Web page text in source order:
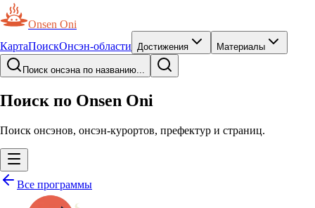
Onsen Oni
КартаПоискОнсэн-области Достижения Материалы
Поиск онсэна по названию...
Поиск по Onsen Oni
Поиск онсэнов, онсэн-курортов, префектур и страниц.
Все программы